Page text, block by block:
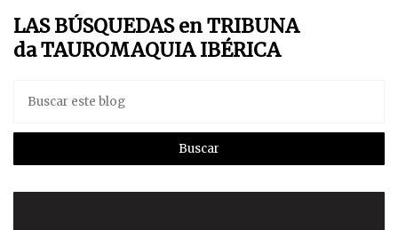
LAS BÚSQUEDAS en TRIBUNA
da TAUROMAQUIA IBÉRICA